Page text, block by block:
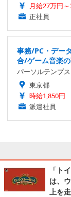
月給27万円
正社員
事務/PC・デー
合/ゲーム音楽
パーソルテンプ
東京都
時給1,850円
派遣社員
「ト
は、
上を